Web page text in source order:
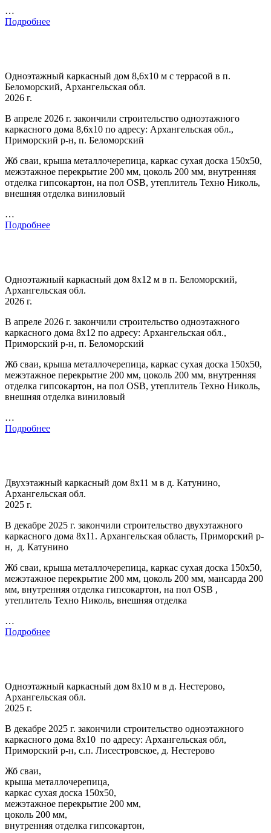
…
Подробнее
Одноэтажный каркасный дом 8,6х10 м с террасой в п.
Беломорский, Архангельская обл.
2026 г.
В апреле 2026 г. закончили строительство одноэтажного
каркасного дома 8,6х10 по адресу: Архангельская обл.,
Приморский р-н, п. Беломорский
Жб сваи, крыша металлочерепица, каркас сухая доска 150х50,
межэтажное перекрытие 200 мм, цоколь 200 мм, внутренняя
отделка гипсокартон, на пол OSB, утеплитель Техно Николь,
внешняя отделка виниловый
…
Подробнее
Одноэтажный каркасный дом 8х12 м в п. Беломорский,
Архангельская обл.
2026 г.
В апреле 2026 г. закончили строительство одноэтажного
каркасного дома 8х12 по адресу: Архангельская обл.,
Приморский р-н, п. Беломорский
Жб сваи, крыша металлочерепица, каркас сухая доска 150х50,
межэтажное перекрытие 200 мм, цоколь 200 мм, внутренняя
отделка гипсокартон, на пол OSB, утеплитель Техно Николь,
внешняя отделка виниловый
…
Подробнее
Двухэтажный каркасный дом 8х11 м в д. Катунино,
Архангельская обл.
2025 г.
В декабре 2025 г. закончили строительство двухэтажного
каркасного дома 8х11. Архангельская область, Приморский р-
н, д. Катунино
Жб сваи, крыша металлочерепица, каркас сухая доска 150х50,
межэтажное перекрытие 200 мм, цоколь 200 мм, мансарда 200
мм, внутренняя отделка гипсокартон, на пол OSB ,
утеплитель Техно Николь, внешняя отделка
…
Подробнее
Одноэтажный каркасный дом 8х10 м в д. Нестерово,
Архангельская обл.
2025 г.
В декабре 2025 г. закончили строительство одноэтажного
каркасного дома 8х10 по адресу: Архангельская обл,
Приморский р-н, с.п. Лисестровское, д. Нестерово
Жб сваи,
крыша металлочерепица,
каркас сухая доска 150х50,
межэтажное перекрытие 200 мм,
цоколь 200 мм,
внутренняя отделка гипсокартон,